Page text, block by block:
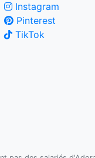
Instagram
Pinterest
TikTok